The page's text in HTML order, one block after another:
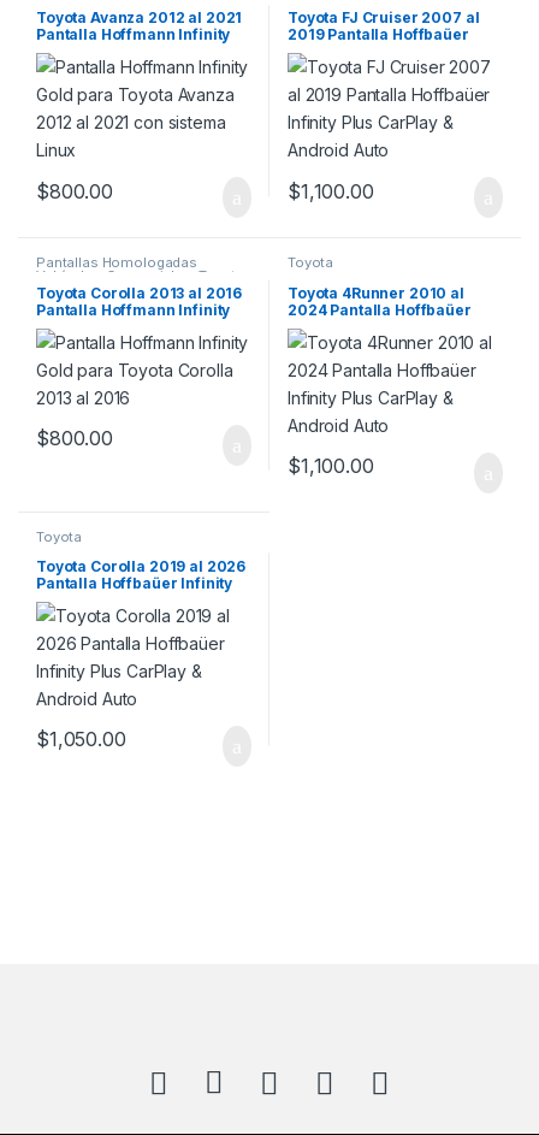
Toyota Avanza 2012 al 2021
Pantalla Hoffmann Infinity
Gold Carplay Android Auto
Sistema Linux
$800.00
Toyota FJ Cruiser 2007 al
2019 Pantalla Hoffbaüer
Infinity Plus CarPlay &
Android Auto
$1,100.00
Pantallas Homologadas
Vehículos Comerciales Toyota
Toyota Corolla 2013 al 2016
Pantalla Hoffmann Infinity
Gold CarPlay Android Auto
Sistema Linux
$800.00
Toyota
Toyota 4Runner 2010 al
2024 Pantalla Hoffbaüer
Infinity Plus CarPlay &
Android Auto
$1,100.00
Toyota
Toyota Corolla 2019 al 2026
Pantalla Hoffbaüer Infinity
Plus CarPlay & Android Auto
$1,050.00